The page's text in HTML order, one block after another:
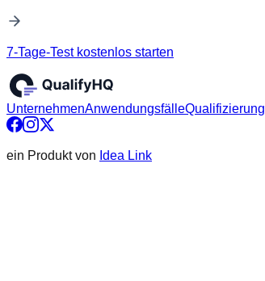
7-Tage-Test kostenlos starten
UnternehmenAnwendungsfälleQualifizierung
ein Produkt von Idea Link